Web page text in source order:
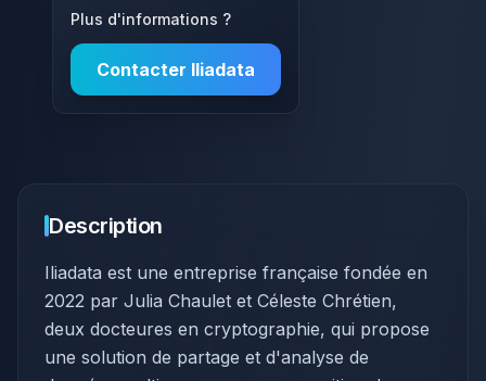
Plus d'informations ?
Contacter Iliadata
Description
Iliadata est une entreprise française fondée en
2022 par Julia Chaulet et Céleste Chrétien,
deux docteures en cryptographie, qui propose
une solution de partage et d'analyse de